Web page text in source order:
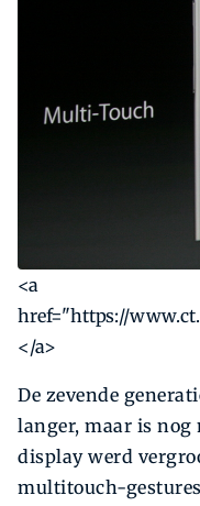
<a
href="https://
</a>
De zevende
langer, maar is
display werd
multitouch-